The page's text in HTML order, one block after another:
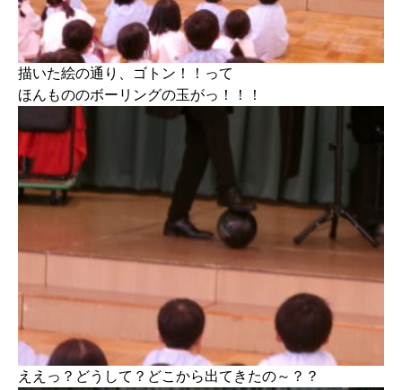
描いた絵の通り、ゴトン！！って
ほんもののボーリングの玉がっ！！！
ええっ？どうして？どこから出てきたの～？？